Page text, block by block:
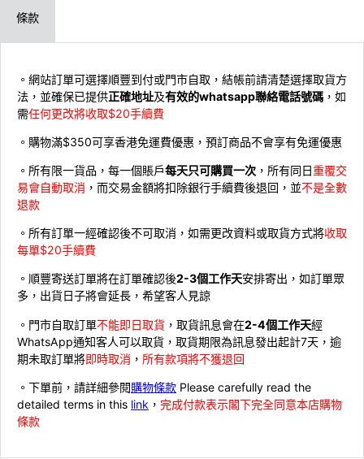
條款
。網站訂單可選擇順豐到付或門市自取，結帳前請清楚選擇取貨方
法，並確保已提供正確地址及有效的whatsapp聯絡電話號碼 ，如
需任何更改將收取$20手續費
。購物滿$350可享香港免運費優惠，預訂商品不會享有免運優惠
。所有限一貨品，每一個賬戶每天只可購買一次 ，所有同日重覆交
易會自動取消 ，而交易金額將扣除銀行手續費後退回，並不是全數
退款
。所有訂單一經確認後不可取消，如需更改資料或取貨方式將收取
每單$20手續費
。順豐寄送訂單將在訂單確認後2-3個工作天安排寄出，如訂單眾
多，出貨日子將會延長，希望客人見諒
。門市自取訂單不能即日取貨 ，取貨訊息會在2-4個工作天經
WhatsApp通知客人可以取貨，取貨期限為訊息發出起計7天，逾
期未取訂單將即時取消 ， 所有款項將不獲退回
。下單前，請詳細參閱購物條款 Please carefully read the
detailed terms in this link ， 完成付款表示閣下完全同意本店購物
條款